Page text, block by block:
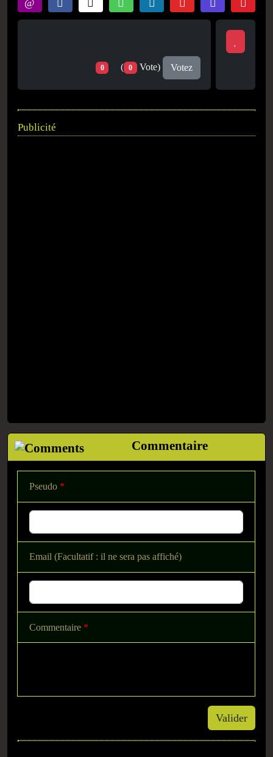
0 ( 0 Vote) Votez
Publicité
Commentaire
Pseudo *
Email (Facultatif : il ne sera pas affiché)
Commentaire *
Valider